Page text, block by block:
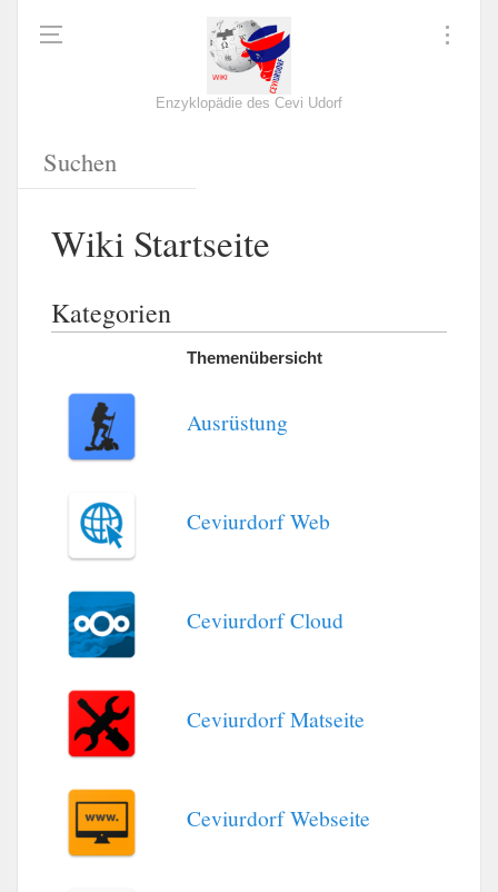
Enzyklopädie des Cevi Udorf
Wiki Startseite
Kategorien
Themenübersicht
Ausrüstung
Ceviurdorf Web
Ceviurdorf Cloud
Ceviurdorf Matseite
Ceviurdorf Webseite